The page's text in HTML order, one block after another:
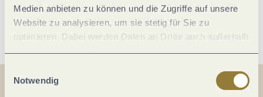
Medien anbieten zu können und die Zugriffe auf unsere
Website zu analysieren, um sie stetig für Sie zu
optimieren. Dabei werden Daten an Dritte auch außerhalb
jederzeit widerrufen werden. Mit der Auswahl "Alle
ablehnen" kann es zu Beeinträchtigungen in der Nutzung
Notwendig
Im Kalender speichern